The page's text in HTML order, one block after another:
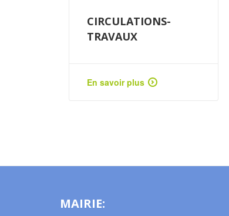
CIRCULATIONS-
TRAVAUX
En savoir plus
MAIRIE: